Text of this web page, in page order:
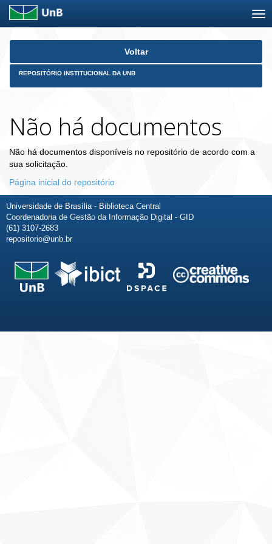
Skip
Voltar
REPOSITÓRIO INSTITUCIONAL DA UNB
Não há documentos
Não há documentos disponíveis no repositório de acordo com a
sua solicitação.
Página inicial do repositório
Universidade de Brasília - Biblioteca Central
Coordenadoria de Gestão da Informação Digital - GID
(61) 3107-2683
repositorio@unb.br